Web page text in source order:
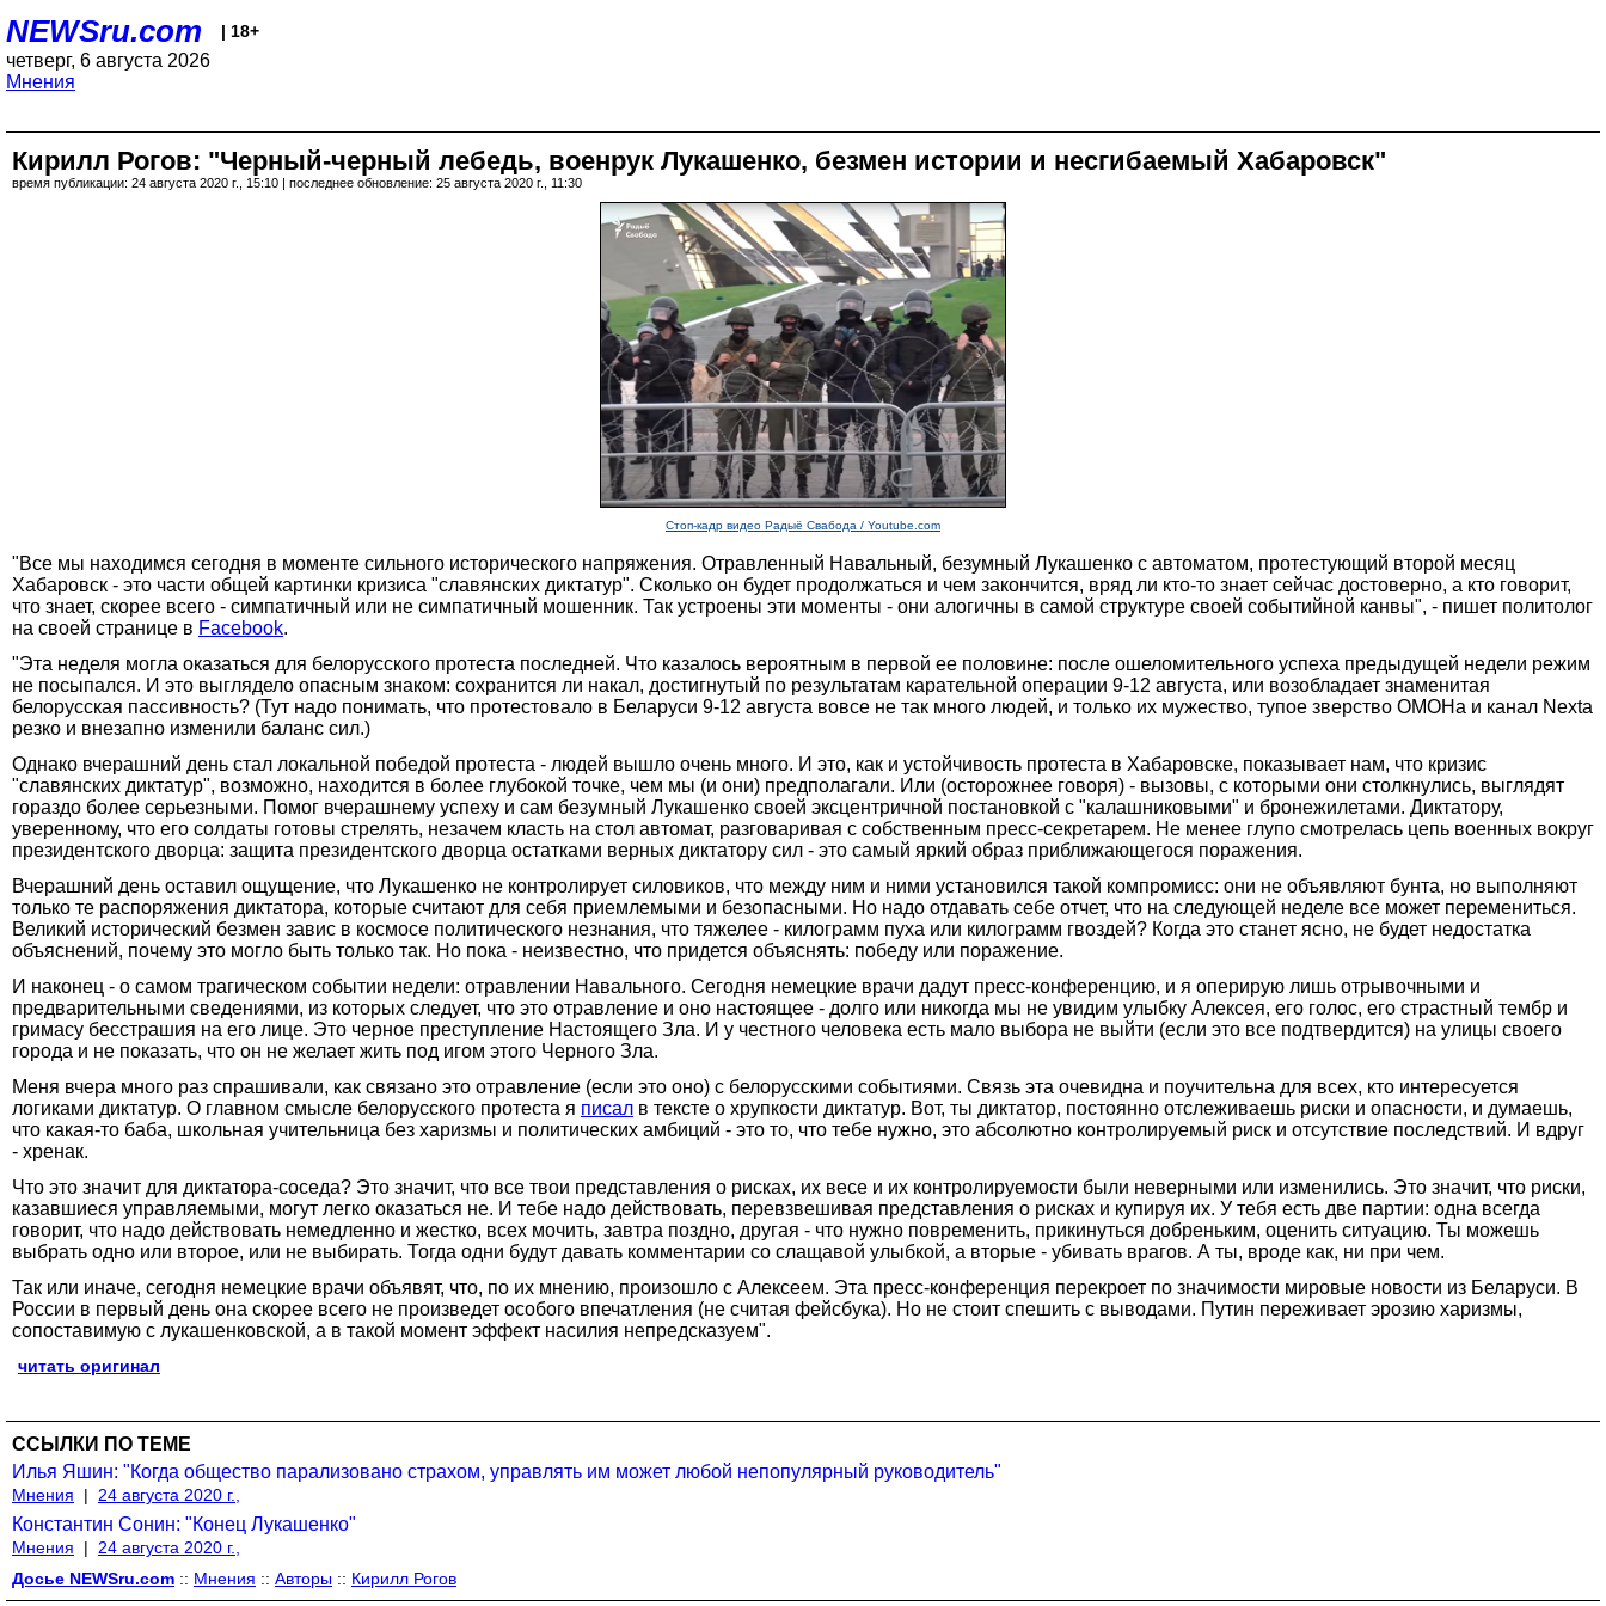
NEWSru.com | 18+
четверг, 6 августа 2026
Мнения
Кирилл Рогов: "Черный-черный лебедь, военрук Лукашенко, безмен истории и несгибаемый Хабаровск"
время публикации: 24 августа 2020 г., 15:10 | последнее обновление: 25 августа 2020 г., 11:30
Стоп-кадр видео Радыё Свабода / Youtube.com
"Все мы находимся сегодня в моменте сильного исторического напряжения. Отравленный Навальный, безумный Лукашенко с автоматом, протестующий второй месяц
Хабаровск - это части общей картинки кризиса "славянских диктатур". Сколько он будет продолжаться и чем закончится, вряд ли кто-то знает сейчас достоверно, а кто говорит,
что знает, скорее всего - симпатичный или не симпатичный мошенник. Так устроены эти моменты - они алогичны в самой структуре своей событийной канвы", - пишет политолог
на своей странице в Facebook.
"Эта неделя могла оказаться для белорусского протеста последней. Что казалось вероятным в первой ее половине: после ошеломительного успеха предыдущей недели режим
не посыпался. И это выглядело опасным знаком: сохранится ли накал, достигнутый по результатам карательной операции 9-12 августа, или возобладает знаменитая
белорусская пассивность? (Тут надо понимать, что протестовало в Беларуси 9-12 августа вовсе не так много людей, и только их мужество, тупое зверство ОМОНа и канал Nexta
резко и внезапно изменили баланс сил.)
Однако вчерашний день стал локальной победой протеста - людей вышло очень много. И это, как и устойчивость протеста в Хабаровске, показывает нам, что кризис
"славянских диктатур", возможно, находится в более глубокой точке, чем мы (и они) предполагали. Или (осторожнее говоря) - вызовы, с которыми они столкнулись, выглядят
гораздо более серьезными. Помог вчерашнему успеху и сам безумный Лукашенко своей эксцентричной постановкой с "калашниковыми" и бронежилетами. Диктатору,
уверенному, что его солдаты готовы стрелять, незачем класть на стол автомат, разговаривая с собственным пресс-секретарем. Не менее глупо смотрелась цепь военных вокруг
президентского дворца: защита президентского дворца остатками верных диктатору сил - это самый яркий образ приближающегося поражения.
Вчерашний день оставил ощущение, что Лукашенко не контролирует силовиков, что между ним и ними установился такой компромисс: они не объявляют бунта, но выполняют
только те распоряжения диктатора, которые считают для себя приемлемыми и безопасными. Но надо отдавать себе отчет, что на следующей неделе все может перемениться.
Великий исторический безмен завис в космосе политического незнания, что тяжелее - килограмм пуха или килограмм гвоздей? Когда это станет ясно, не будет недостатка
объяснений, почему это могло быть только так. Но пока - неизвестно, что придется объяснять: победу или поражение.
И наконец - о самом трагическом событии недели: отравлении Навального. Сегодня немецкие врачи дадут пресс-конференцию, и я оперирую лишь отрывочными и
предварительными сведениями, из которых следует, что это отравление и оно настоящее - долго или никогда мы не увидим улыбку Алексея, его голос, его страстный тембр и
гримасу бесстрашия на его лице. Это черное преступление Настоящего Зла. И у честного человека есть мало выбора не выйти (если это все подтвердится) на улицы своего
города и не показать, что он не желает жить под игом этого Черного Зла.
Меня вчера много раз спрашивали, как связано это отравление (если это оно) с белорусскими событиями. Связь эта очевидна и поучительна для всех, кто интересуется
логиками диктатур. О главном смысле белорусского протеста я писал в тексте о хрупкости диктатур. Вот, ты диктатор, постоянно отслеживаешь риски и опасности, и думаешь,
что какая-то баба, школьная учительница без харизмы и политических амбиций - это то, что тебе нужно, это абсолютно контролируемый риск и отсутствие последствий. И вдруг
- хренак.
Что это значит для диктатора-соседа? Это значит, что все твои представления о рисках, их весе и их контролируемости были неверными или изменились. Это значит, что риски,
казавшиеся управляемыми, могут легко оказаться не. И тебе надо действовать, перевзвешивая представления о рисках и купируя их. У тебя есть две партии: одна всегда
говорит, что надо действовать немедленно и жестко, всех мочить, завтра поздно, другая - что нужно повременить, прикинуться добреньким, оценить ситуацию. Ты можешь
выбрать одно или второе, или не выбирать. Тогда одни будут давать комментарии со слащавой улыбкой, а вторые - убивать врагов. А ты, вроде как, ни при чем.
Так или иначе, сегодня немецкие врачи объявят, что, по их мнению, произошло с Алексеем. Эта пресс-конференция перекроет по значимости мировые новости из Беларуси. В
России в первый день она скорее всего не произведет особого впечатления (не считая фейсбука). Но не стоит спешить с выводами. Путин переживает эрозию харизмы,
сопоставимую с лукашенковской, а в такой момент эффект насилия непредсказуем".
читать оригинал
ССЫЛКИ ПО ТЕМЕ
Илья Яшин: "Когда общество парализовано страхом, управлять им может любой непопулярный руководитель"
Мнения | 24 августа 2020 г.,
Константин Сонин: "Конец Лукашенко"
Мнения |
24 августа 2020 г.,
Досье NEWSru.com :: Мнения :: Авторы :: Кирилл Рогов